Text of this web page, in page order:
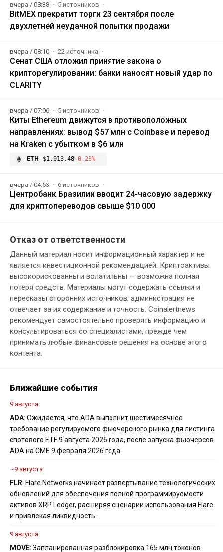
вчера / 08:38 5 источников
BitMEX прекратит торги 23 сентября после
двухлетней неудачной попытки продажи
вчера / 08:10 22 источника
Сенат США отложил принятие закона о
крипторегулировании: банки наносят новый удар по
CLARITY
вчера / 07:06 5 источников
Киты Ethereum движутся в противоположных
направлениях: вывод $57 млн с Coinbase и перевод
на Kraken с убытком в $6 млн
ETH $1,913.48-0.23%
вчера / 04:53 6 источников
Центробанк Бразилии вводит 24-часовую задержку
для криптопереводов свыше $10 000
Отказ от ответственности
Данный материал носит информационный характер и не
является инвестиционной рекомендацией. Криптоактивы
высокорискованны и волатильны — возможна полная
потеря средств. Материалы могут содержать ссылки и
пересказы сторонних источников; администрация не
отвечает за их содержание и точность. Coinalertnews
рекомендует самостоятельно проверять информацию и
консультироваться со специалистами, прежде чем
принимать любые финансовые решения на основе этого
контента.
Ближайшие события
9 августа
ADA: Ожидается, что ADA выполнит шестимесячное
требование регулируемого фьючерсного рынка для листинга
спотового ETF 9 августа 2026 года, после запуска фьючерсов
ADA на CME 9 февраля 2026 года.
~9 августа
FLR: Flare Networks начинает развертывание технологических
обновлений для обеспечения полной программируемости
активов XRP Ledger, расширяя сценарии использования Flare
и привлекая ликвидность.
9 августа
MOVE: Запланированная разблокировка 165 млн токенов